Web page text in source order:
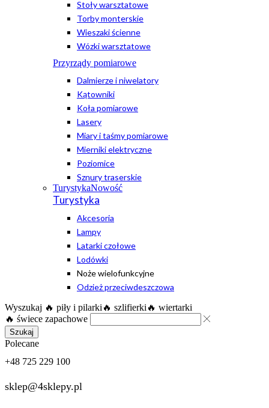
Stoły warsztatowe
Torby monterskie
Wieszaki ścienne
Wózki warsztatowe
Przyrządy pomiarowe
Dalmierze i niwelatory
Kątowniki
Koła pomiarowe
Lasery
Miary i taśmy pomiarowe
Mierniki elektryczne
Poziomice
Sznury traserskie
TurystykaNowość
Turystyka
Akcesoria
Lampy
Latarki czołowe
Lodówki
Noże wielofunkcyjne
Odzież przeciwdeszczowa
Wyszukaj 🔥 piły i pilarki 🔥 szlifierki 🔥 wiertarki
🔥 świece zapachowe
Szukaj
Polecane
+48 725 229 100
sklep@4sklepy.pl